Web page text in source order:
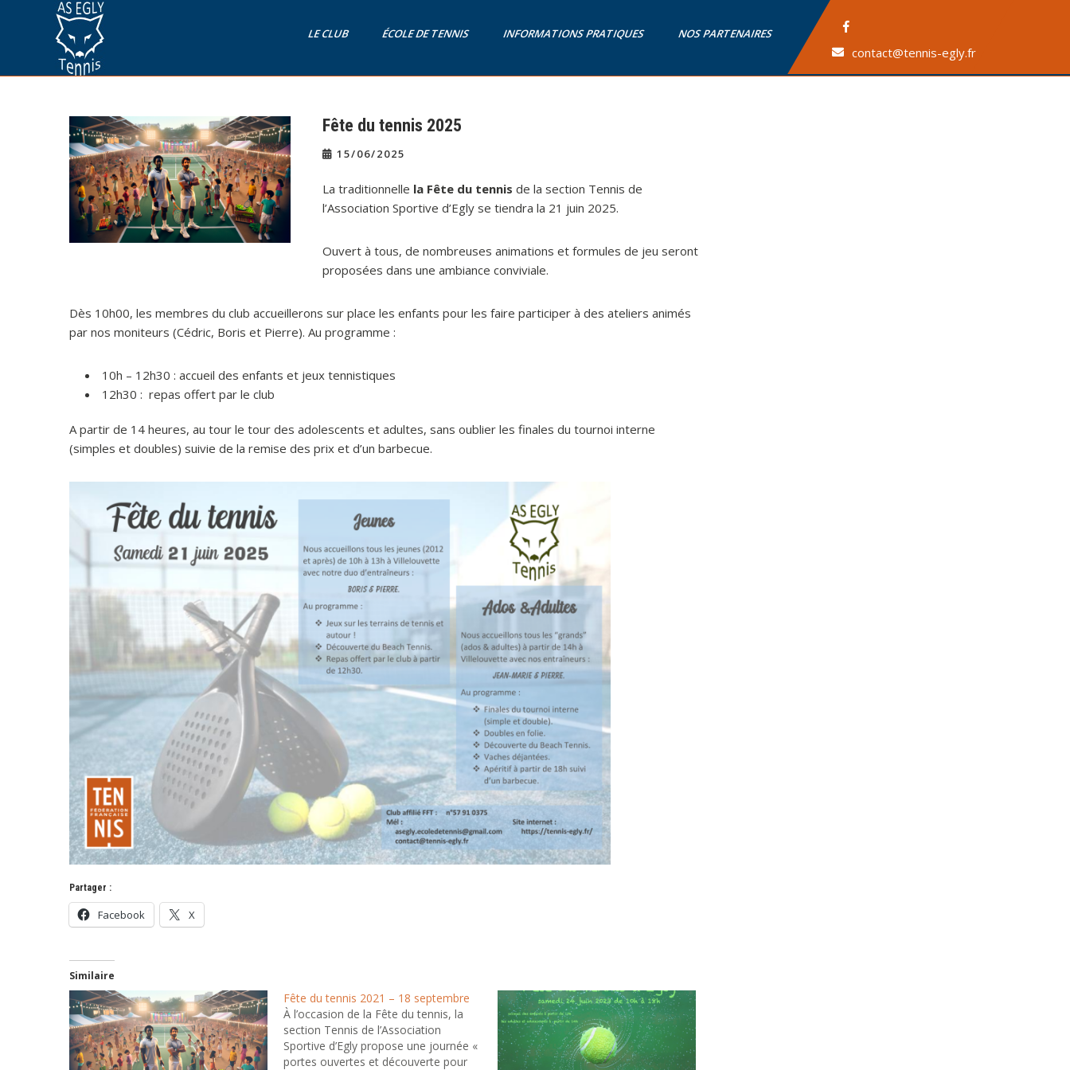
AS Egly Tennis
contact@tennis-egly.fr
LE CLUB ÉCOLE DE TENNIS INFORMATIONS PRATIQUES NOS PARTENAIRES
Fête du tennis 2025
15/06/2025
La traditionnelle la Fête du tennis de la section Tennis de
l’Association Sportive d’Egly se tiendra la 21 juin 2025.
Ouvert à tous, de nombreuses animations et formules de jeu seront
proposées dans une ambiance conviviale.
Dès 10h00, les membres du club accueillerons sur place les enfants pour les faire participer à des ateliers animés
par nos moniteurs (Cédric, Boris et Pierre). Au programme :
10h – 12h30 : accueil des enfants et jeux tennistiques
12h30 : repas offert par le club
A partir de 14 heures, au tour le tour des adolescents et adultes, sans oublier les finales du tournoi interne
(simples et doubles) suivie de la remise des prix et d’un barbecue.
Partager :
Facebook X
Similaire
Fête du tennis 2021 – 18 septembre
À l’occasion de la Fête du tennis, la
section Tennis de l’Association
Sportive d’Egly propose une journée «
portes ouvertes et découverte pour